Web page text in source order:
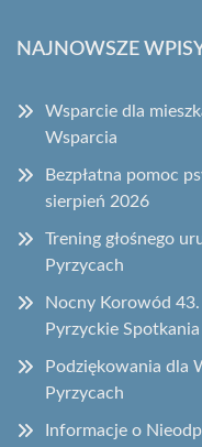
NAJNOWSZE
Wsparcie dla
Wsparcia
Bezpłatna pomoc
sierpień 2026
Trening głośnego
Pyrzycach
Nocny Korowód
Pyrzyckie
Podziękowania dla
Pyrzycach
Informacje o